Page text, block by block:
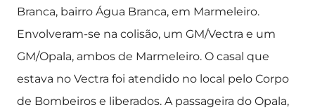
Branca, bairro Água Branca, em Marmeleiro.
Envolveram-se na colisão, um GM/Vectra e um
GM/Opala, ambos de Marmeleiro. O casal que
estava no Vectra foi atendido no local pelo Corpo
de Bombeiros e liberados. A passageira do Opala,